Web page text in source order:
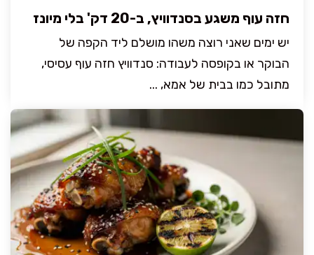
חזה עוף משגע בסנדוויץ, ב-20 דק' בלי מיונז
יש ימים שאני רוצה משהו מושלם ליד הקפה של
הבוקר או בקופסה לעבודה: סנדוויץ חזה עוף עסיסי,
מתובל כמו בבית של אמא, ...